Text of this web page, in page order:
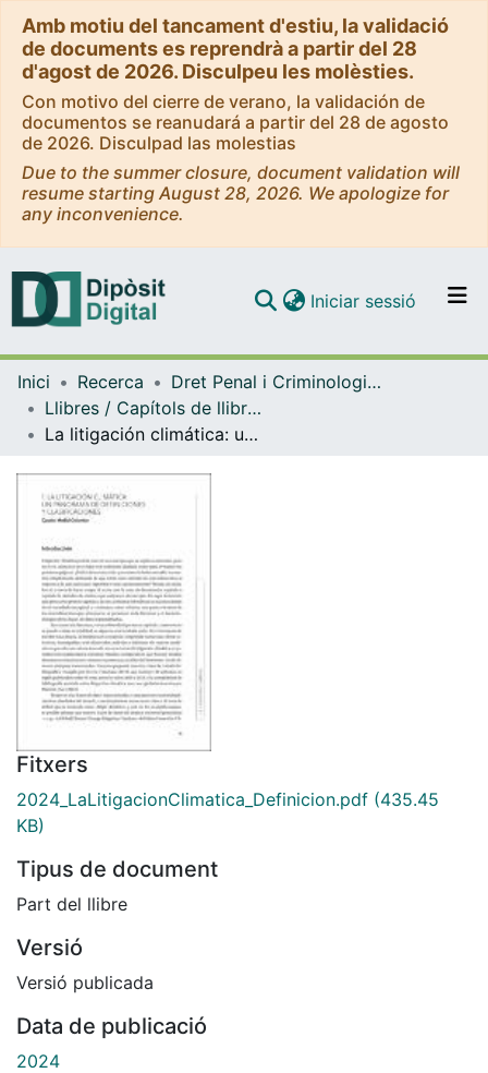
Amb motiu del tancament d'estiu, la validació
de documents es reprendrà a partir del 28
d'agost de 2026. Disculpeu les molèsties.
Con motivo del cierre de verano, la validación de
documentos se reanudará a partir del 28 de agosto
de 2026. Disculpad las molestias
Due to the summer closure, document validation will
resume starting August 28, 2026. We apologize for
any inconvenience.
Navega per tot el DD
Iniciar sessió (current)
Inici Recerca
Dret Penal i Criminologia, i Dret Internacional Públic i Relacions Internacional
Llibres / Capítols de llibre (Dret Penal i Criminologia, i Dret Internacional Públic i Relacions Internacionals)
La litigación climática: un panorama de definiciones y clasificaciones
Fitxers
2024_LaLitigacionClimatica_Definicion.pdf (435.45
KB)
Tipus de document
Part del llibre
Versió
Versió publicada
Data de publicació
2024